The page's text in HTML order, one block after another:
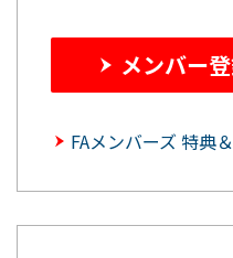
メンバー
FAメンバーズ 特典